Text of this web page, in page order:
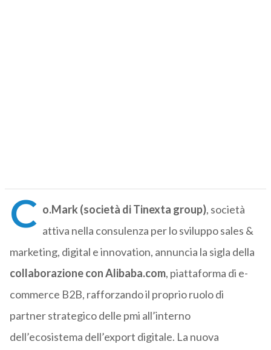
C o.Mark (società di Tinexta group), società
attiva nella consulenza per lo sviluppo sales &
marketing, digital e innovation, annuncia la sigla della
collaborazione con Alibaba.com, piattaforma di e-
commerce B2B, rafforzando il proprio ruolo di
partner strategico delle pmi all’interno
dell’ecosistema dell’export digitale. La nuova